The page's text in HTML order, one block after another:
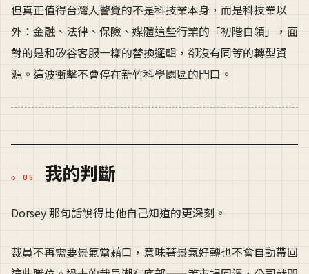
但真正值得台灣人警覺的不是科技業本身，而是科技業以
外：金融、法律、保險、媒體這些行業的「初階白領」，面
對的是和矽谷客服一樣的替換邏輯，卻沒有同等的轉型資
源。這波衝擊不會停在新竹科學園區的門口。
我的判斷
Dorsey 那句話說得比他自己知道的更深刻。
裁員不再需要景氣當藉口，意味著景氣好轉也不會自動帶回